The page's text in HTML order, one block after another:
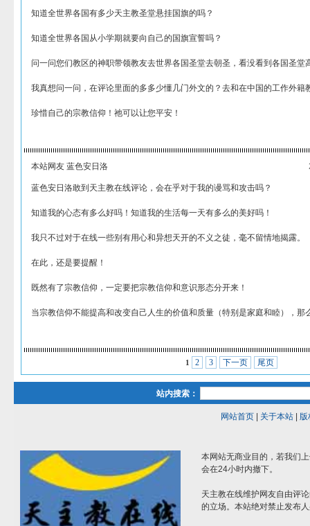
知道全世界各国有多少天主教圣堂悬挂国旗的吗？
知道全世界各国从小学期就要向自己的国旗宣誓吗？
问一问您们教区的神职带领教友去世界各国圣堂去朝圣，看没看到各国圣堂
我真想问一问，在评论里面的多多少懂几门外文的？去和在中国的工作外籍
珍惜自己的宗教信仰！祂可以让您平安！
本站网友 蓝色安日洛
蓝色安日洛敢到天主教在线评论，会在乎对于我的谩骂和攻击吗？
知道我的心态有多么好吗！知道我的生活每一天有多么的美好吗！
我只不过对于在线一些别有用心和异想天开的不义之徒，毫不留情地揭露。
在此，还是要提醒！
既然有了宗教信仰，一定要把宗教信仰和意识形态分开来！
当宗教信仰不能提高和改变自己人生的价值和质量（特别是家庭和睦），那
1 2 3 下一页 尾页
站内搜索：
网站首页| 关于本站| 版
本网站无商业目的，若我们
会在24小时内撤下。
天主教在线维护网友自由评
的立场。本站绝对禁止发布